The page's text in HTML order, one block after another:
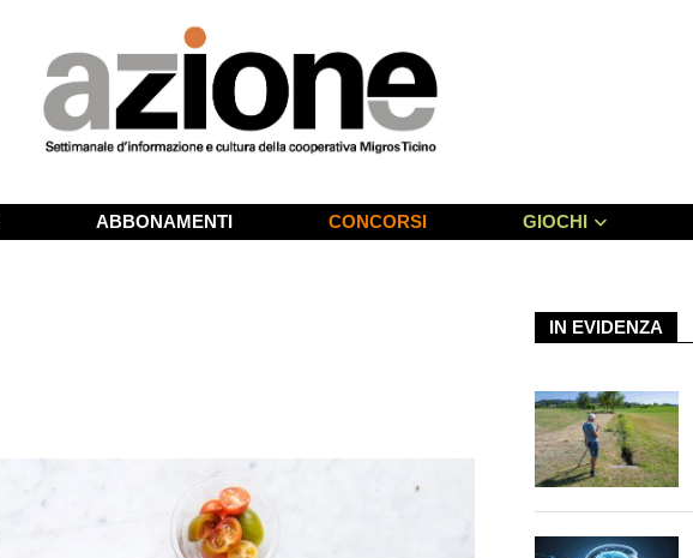
ABBONAMENTI CONCORSI GIOCHI
IN EVIDENZA